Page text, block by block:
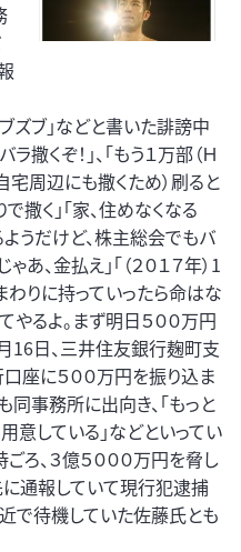
ズブ」などと書いた誹謗中
撒くぞ！」、「もう１万部（Ｈ
宅周辺にも撒くため）刷ると
撒く」「家、住めなくなる
ようだけど、株主総会でもバ
あ、金払え」「（２０１７年）1
わりに持っていったら命はな
やるよ。まず明日５００万円
16日、三井住友銀行麹町支
座に５００万円を振り込ま
事務所に出向き、「もっと
意している」などといってい
ろ、３億５０００万円を脅し
に通報していて現行犯逮捕
で待機していた佐藤氏とも